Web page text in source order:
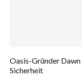
Oasis-Gründer
Sicherheit